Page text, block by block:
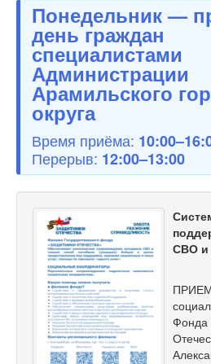
Понедельник —
день граждан
специалистами
Администрации
Арамильского
округа
Время приёма:
Перерыв: 12:00–13:00
СВО и
Фонда